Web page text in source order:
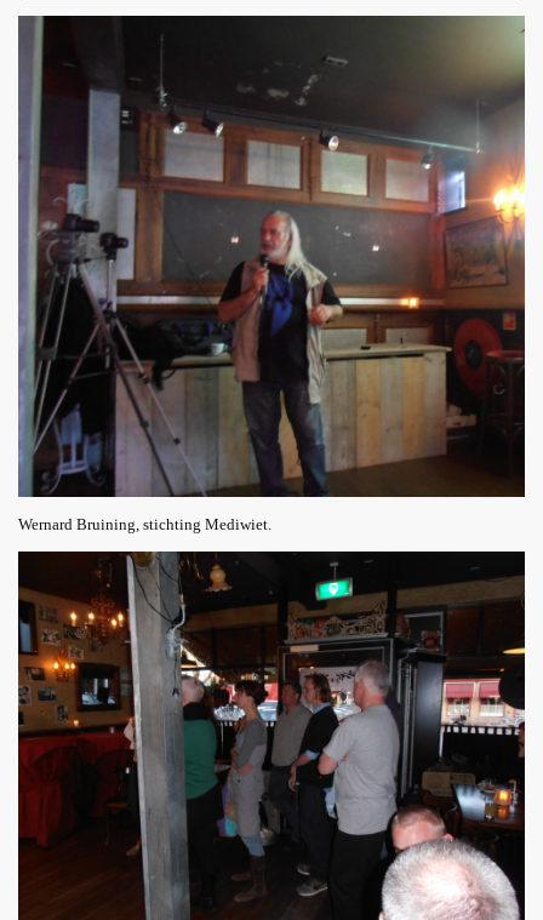
Wernard Bruining, stichting Mediwiet.